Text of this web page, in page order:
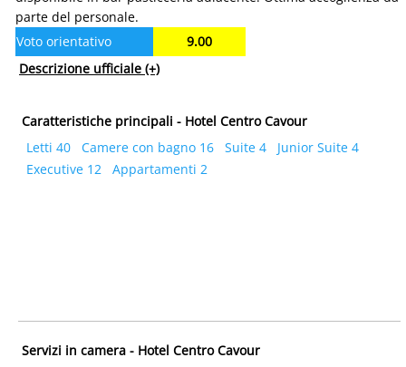
parte del personale.
Voto orientativo
9.00
Descrizione ufficiale (+)
Caratteristiche principali - Hotel Centro Cavour
Letti 40
Camere con bagno 16 Suite 4
Junior Suite 4
Executive 12
Appartamenti 2
Servizi in camera - Hotel Centro Cavour